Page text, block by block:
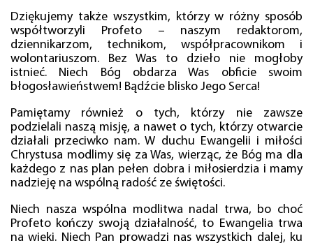
Dziękujemy także wszystkim, którzy w różny sposób
współtworzyli Profeto – naszym redaktorom,
dziennikarzom, technikom, współpracownikom i
wolontariuszom. Bez Was to dzieło nie mogłoby
istnieć. Niech Bóg obdarza Was obficie swoim
błogosławieństwem! Bądźcie blisko Jego Serca!
Pamiętamy również o tych, którzy nie zawsze
podzielali naszą misję, a nawet o tych, którzy otwarcie
działali przeciwko nam. W duchu Ewangelii i miłości
Chrystusa modlimy się za Was, wierząc, że Bóg ma dla
każdego z nas plan pełen dobra i miłosierdzia i mamy
nadzieję na wspólną radość ze świętości.
Niech nasza wspólna modlitwa nadal trwa, bo choć
Profeto kończy swoją działalność, to Ewangelia trwa
na wieki. Niech Pan prowadzi nas wszystkich dalej, ku